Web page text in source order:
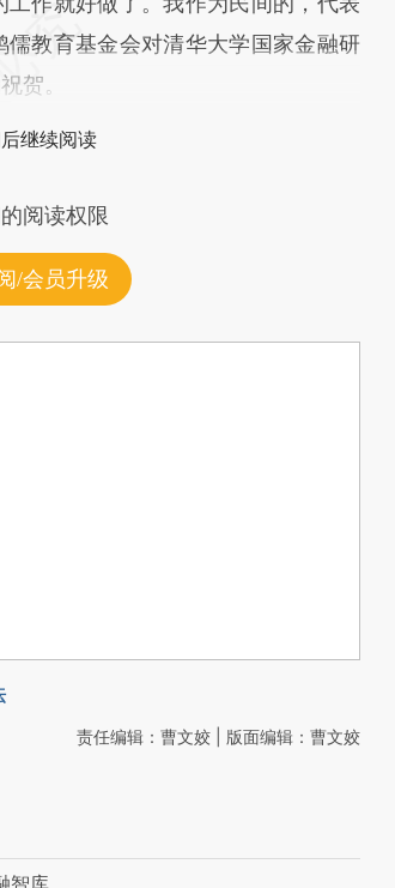
教育基金会对清华大学国家金融研
贺。
继续阅读
阅读权限
/会员升级
责任编辑：曹文姣 | 版面编辑：曹文姣
智库